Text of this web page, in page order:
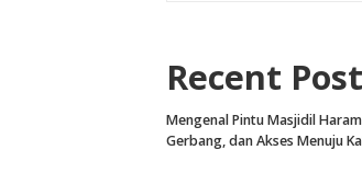
Recent
Mengenal Pintu Masjidil
Gerbang, dan Akses Menuju